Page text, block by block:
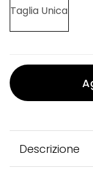
Taglia Unica
Descrizione